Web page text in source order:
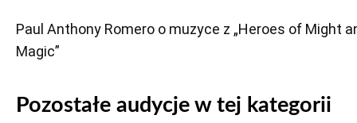
Paul Anthony Romero o muzyce z „Heroes of Might
Magic”
Pozostałe audycje w tej kategorii